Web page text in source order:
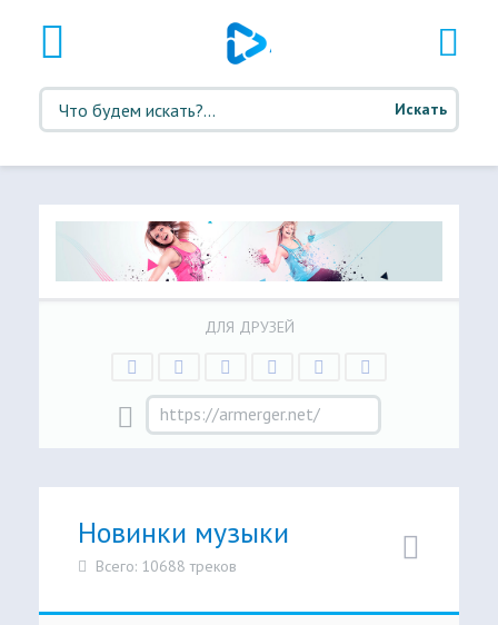
Искать
ДЛЯ ДРУЗЕЙ
Новинки музыки
Всего: 10688 треков